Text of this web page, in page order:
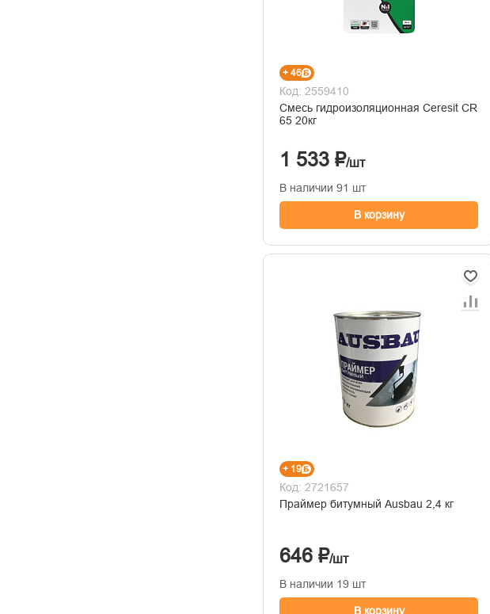
+ 46
Код: 2559410
Смесь гидроизоляционная Ceresit CR
65 20кг
1 533 ₽/шт
В наличии 91 шт
В корзину
+ 19
Код: 2721657
Праймер битумный Ausbau 2,4 кг
646 ₽/шт
В наличии 19 шт
В корзину